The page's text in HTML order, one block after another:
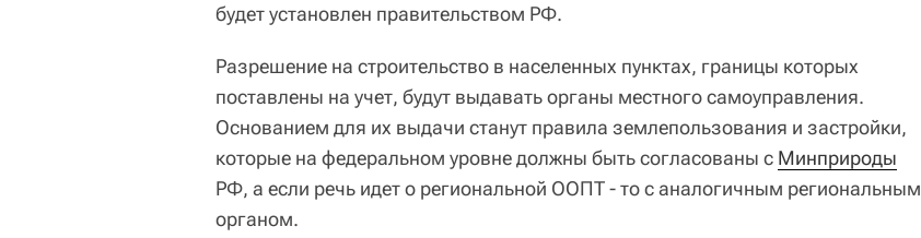
будет установлен правительством РФ.
Разрешение на строительство в населенных пунктах, границы которых
поставлены на учет, будут выдавать органы местного самоуправления.
Основанием для их выдачи станут правила землепользования и застройки,
которые на федеральном уровне должны быть согласованы с Минприроды
РФ, а если речь идет о региональной ООПТ - то с аналогичным региональным
органом.